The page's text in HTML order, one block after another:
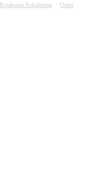
Kejaksaan Kehakiman
Opini